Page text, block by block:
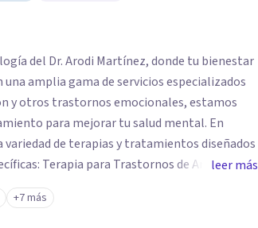
del Dr. Arodi Martínez, donde tu bienestar
amplia gama de servicios especializados
y otros trastornos emocionales, estamos
para mejorar tu salud mental. En
de terapias y tratamientos diseñados
Terapia para Trastornos de Ansiedad y
de la ansiedad y la depresión,
para ayudarte a recuperar tu bienestar
leer más
+7 más